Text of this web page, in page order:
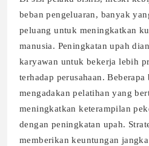
beban pengeluaran, banyak
peluang untuk meningkatkan
manusia. Peningkatan upah
karyawan untuk bekerja lebih
terhadap perusahaan.
mengadakan pelatihan yang
meningkatkan keterampilan
dengan peningkatan upah.
memberikan keuntungan